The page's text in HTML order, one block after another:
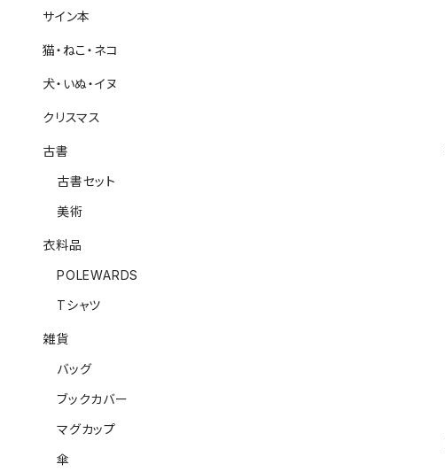
サイン本
猫・ねこ・ネコ
犬・いぬ・イヌ
クリスマス
古書
古書セット
美術
衣料品
POLEWARDS
Tシャツ
雑貨
バッグ
ブックカバー
マグカップ
傘